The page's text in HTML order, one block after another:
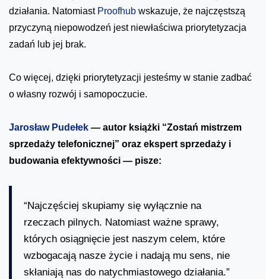
działania. Natomiast Proofhub wskazuje, że najczęstszą
przyczyną niepowodzeń jest niewłaściwa priorytetyzacja
zadań lub jej brak.
Co więcej, dzięki priorytetyzacji jesteśmy w stanie zadbać
o własny rozwój i samopoczucie.
Jarosław Pudełek — autor książki “Zostań mistrzem
sprzedaży telefonicznej” oraz ekspert sprzedaży i
budowania efektywności — pisze:
“Najczęściej skupiamy się wyłącznie na
rzeczach pilnych. Natomiast ważne sprawy,
których osiągnięcie jest naszym celem, które
wzbogacają nasze życie i nadają mu sens, nie
skłaniają nas do natychmiastowego działania.”